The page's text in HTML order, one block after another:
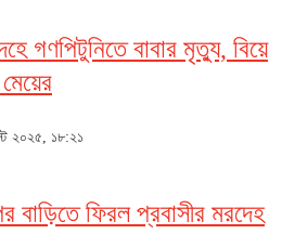
গণপিটুনিতে বাবার মৃত্যু, বিয়ে
২০২৫, ১৮:২১
বাড়িতে ফিরল প্রবাসীর মরদেহ